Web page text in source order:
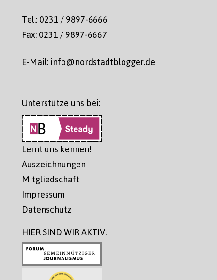
Tel.: 0231 / 9897-6666
Fax: 0231 / 9897-6667
E-Mail: info@nordstadtblogger.de
Unterstütze uns bei:
Lernt uns kennen!
Auszeichnungen
Mitgliedschaft
Impressum
Datenschutz
HIER SIND WIR AKTIV: